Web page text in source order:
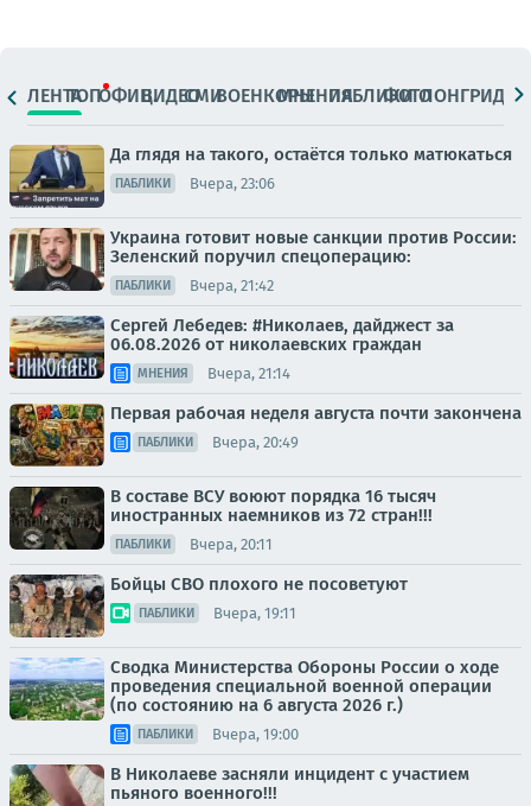
ЛЕНТАТОПОФИЦ.ВИДЕОСМИВОЕНКОРЫМНЕНИЯПАБЛИКИ
ФОТОЛОНГРИДЫ
Да глядя на такого, остаётся только матюкаться
ПАБЛИКИ Вчера, 23:06
Украина готовит новые санкции против России:
Зеленский поручил спецоперацию:
ПАБЛИКИ Вчера, 21:42
Сергей Лебедев: #Николаев, дайджест за
06.08.2026 от николаевских граждан
МНЕНИЯ Вчера, 21:14
Первая рабочая неделя августа почти закончена
ПАБЛИКИ Вчера, 20:49
В составе ВСУ воюют порядка 16 тысяч
иностранных наемников из 72 стран!!!
ПАБЛИКИ Вчера, 20:11
Бойцы СВО плохого не посоветуют
ПАБЛИКИ Вчера, 19:11
Сводка Министерства Обороны России о ходе
проведения специальной военной операции
(по состоянию на 6 августа 2026 г.)
ПАБЛИКИ Вчера, 19:00
В Николаеве засняли инцидент с участием
пьяного военного!!!